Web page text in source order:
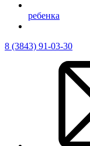
ребенка
8 (3843) 91-03-30